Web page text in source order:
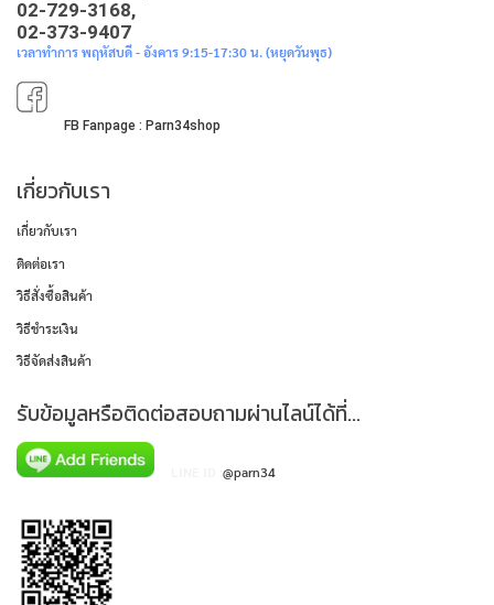
02-729-3168,
02-373-9407
เวลาทำการ พฤหัสบดี - อังคาร 9:15-17:30 น. (หยุดวันพุธ)
FB Fanpage : Parn34shop
เกี่ยวกับเรา
เกี่ยวกับเรา
ติดต่อเรา
วิธีสั่งซื้อสินค้า
วิธีชำระเงิน
วิธีจัดส่งสินค้า
รับข้อมูลหรือติดต่อสอบถามผ่านไลน์ได้ที่...
@parn34